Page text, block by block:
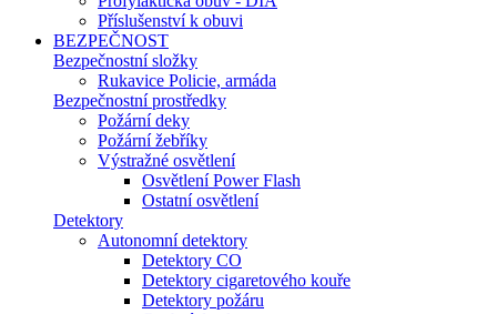
Příslušenství k obuvi
BEZPEČNOST
Bezpečnostní složky
Rukavice Policie, armáda
Bezpečnostní prostředky
Požární deky
Požární žebříky
Výstražné osvětlení
Osvětlení Power Flash
Ostatní osvětlení
Detektory
Autonomní detektory
Detektory CO
Detektory cigaretového kouře
Detektory požáru